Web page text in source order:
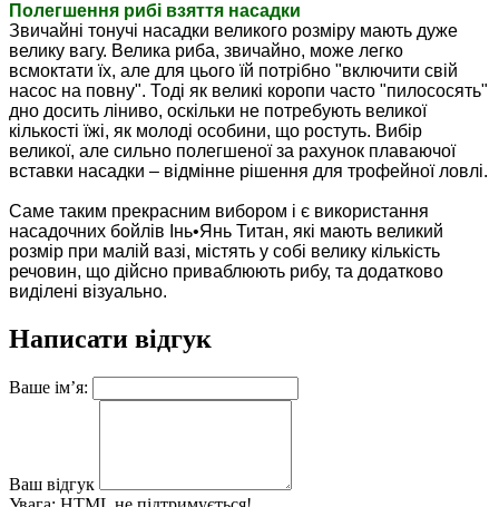
Полегшення рибі взяття насадки
Звичайні тонучі насадки великого розміру мають дуже
велику вагу. Велика риба, звичайно, може легко
всмоктати їх, але для цього їй потрібно "включити свій
насос на повну". Тоді як великі коропи часто "пилососять"
дно досить ліниво, оскільки не потребують великої
кількості їжі, як молоді особини, що ростуть. Вибір
великої, але сильно полегшеної за рахунок плаваючої
вставки насадки – відмінне рішення для трофейної ловлі.
Саме таким прекрасним вибором і є використання
насадочних бойлів Інь•Янь Титан, які мають великий
розмір при малій вазі, містять у собі велику кількість
речовин, що дійсно приваблюють рибу, та додатково
виділені візуально.
Написати відгук
Ваше ім’я:
Ваш відгук